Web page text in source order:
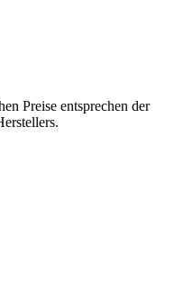
Preise entsprechen der